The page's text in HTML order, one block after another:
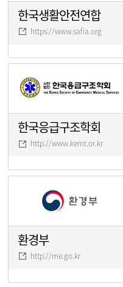
한국생활안전연합
https://www.safia.org
한국응급구조학회
http://www.kemt.or.kr
환경부
http://me.go.kr